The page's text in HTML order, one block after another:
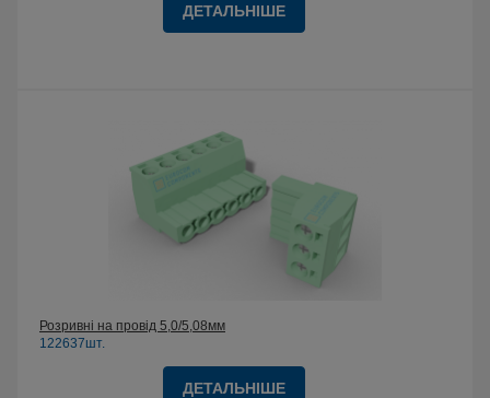
ДЕТАЛЬНІШЕ
Розривні на провід 5,0/5,08мм
122637шт.
ДЕТАЛЬНІШЕ